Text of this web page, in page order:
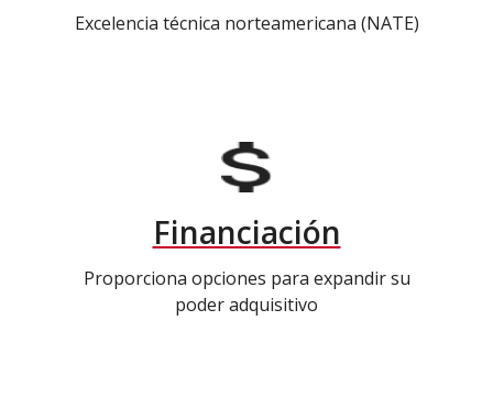
Excelencia técnica norteamericana (NATE)
Financiación
Proporciona opciones para expandir su
poder adquisitivo